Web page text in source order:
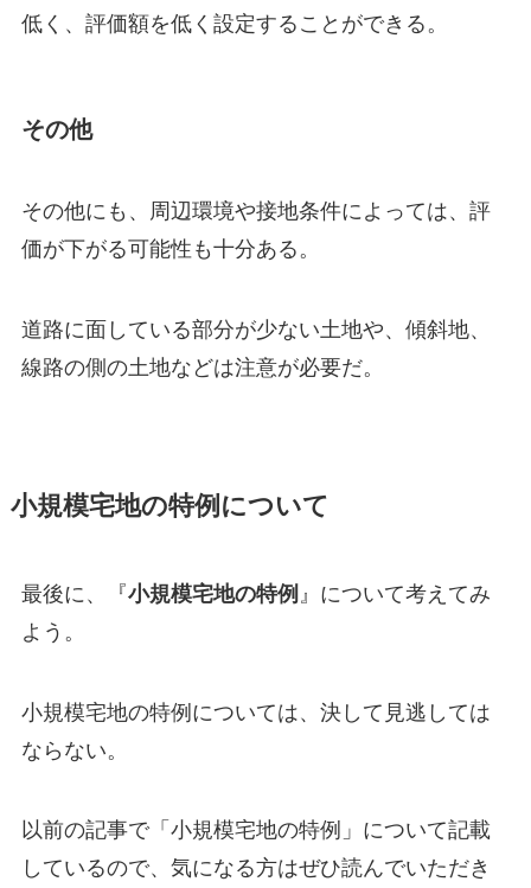
低く、評価額を低く設定することができる。
その他
その他にも、周辺環境や接地条件によっては、評
価が下がる可能性も十分ある。
道路に面している部分が少ない土地や、傾斜地、
線路の側の土地などは注意が必要だ。
小規模宅地の特例について
最後に、『小規模宅地の特例 』について考えてみ
よう。
小規模宅地の特例については、決して見逃しては
ならない。
以前の記事で「小規模宅地の特例」について記載
しているので、気になる方はぜひ読んでいただき